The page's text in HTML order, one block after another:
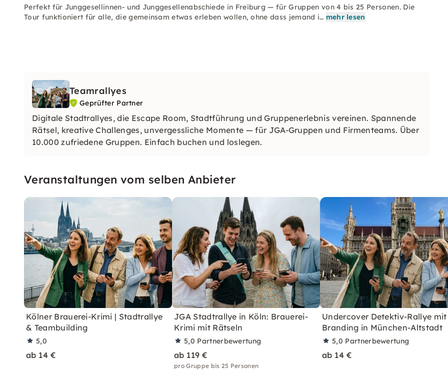
Perfekt für Junggesellinnen- und Junggesellenabschiede in Freiburg — für Gruppen von 4 bis 25 Personen. Die
Tour funktioniert für alle, die gemeinsam etwas erleben wollen, ohne dass jemand i… mehr lesen
Teamrallyes
Geprüfter Partner
Digitale Stadtrallyes, die Escape Room, Stadtführung und Gruppenerlebnis vereinen. Spannende
Rätsel, kreative Challenges, unvergessliche Momente — für JGA-Gruppen und Firmenteams. Über
10.000 zufriedene Gruppen. Einfach buchen und loslegen.
Veranstaltungen vom selben Anbieter
Kölner Brauerei-Krimi | Stadtrallye
& Teambuilding
5,0
ab 14 €
JGA Stadtrallye in Köln: Brauerei-
Krimi mit Rätseln
5,0 Partnerbewertung
ab 119 €
pro Gruppe bis 25 Personen
Undercover Detektiv-Rallye mit
Branding in München-Altstadt
5,0 Partnerbewertung
ab 14 €